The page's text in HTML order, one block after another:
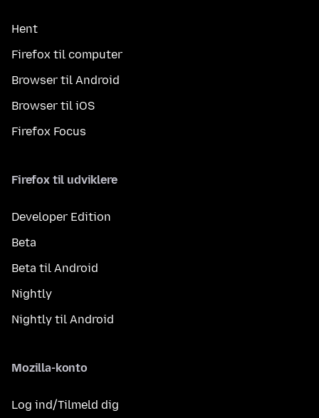
Hent
Firefox til computer
Browser til Android
Browser til iOS
Firefox Focus
Firefox til udviklere
Developer Edition
Beta
Beta til Android
Nightly
Nightly til Android
Mozilla-konto
Log ind/Tilmeld dig